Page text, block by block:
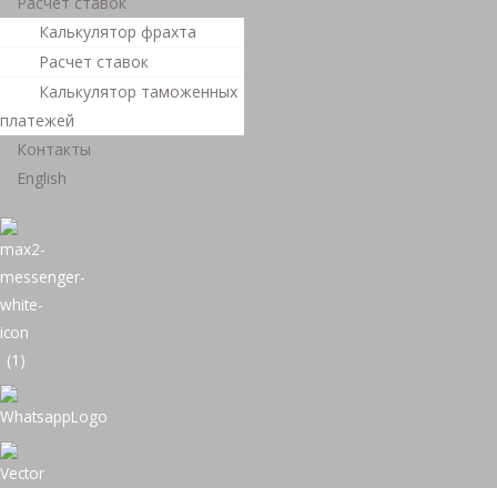
Калькулятор фрахта
Расчет ставок
Калькулятор таможенных
платежей
Контакты
English